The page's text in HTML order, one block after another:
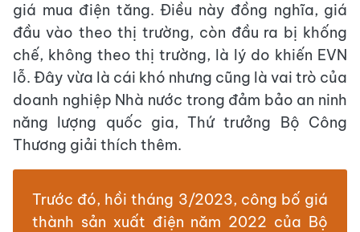
giá mua điện tăng. Điều này đồng nghĩa, giá
đầu vào theo thị trường, còn đầu ra bị khống
chế, không theo thị trường, là lý do khiến EVN
lỗ. Đây vừa là cái khó nhưng cũng là vai trò của
doanh nghiệp Nhà nước trong đảm bảo an ninh
năng lượng quốc gia, Thứ trưởng Bộ Công
Thương giải thích thêm.
Trước đó, hồi tháng 3/2023, công bố giá
thành sản xuất điện năm 2022 của Bộ